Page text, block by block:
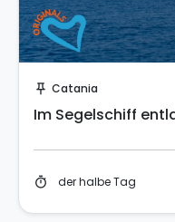
push_pin Catania
Im Segelschiff
timer der halbe Tag